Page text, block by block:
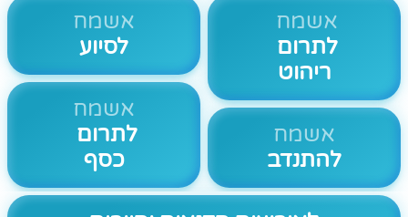
אשמח
לתרום
ריהוט
אשמח
להתנדב
אשמח
לסיוע
אשמח
לתרום
כסף